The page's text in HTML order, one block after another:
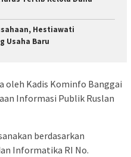
Hestiawati
Usaha Baru
oleh Kadis Kominfo Banggai
Informasi Publik Ruslan
berdasarkan
Informatika RI No.